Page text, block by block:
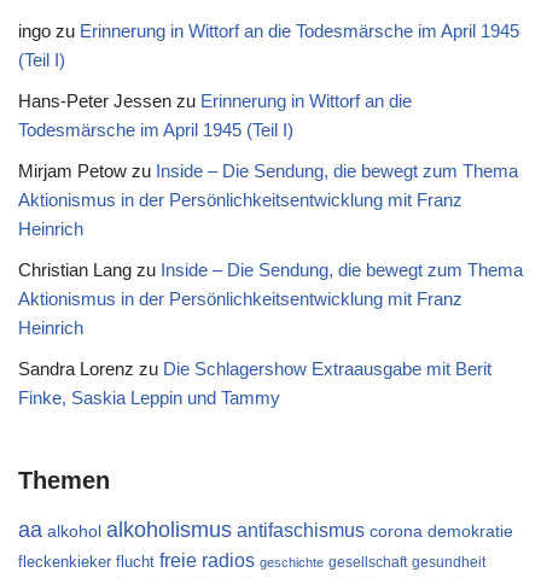
ingo zu Erinnerung in Wittorf an die Todesmärsche im April 1945
(Teil I)
Hans-Peter Jessen zu Erinnerung in Wittorf an die
Todesmärsche im April 1945 (Teil I)
Mirjam Petow zu Inside – Die Sendung, die bewegt zum Thema
Aktionismus in der Persönlichkeitsentwicklung mit Franz
Heinrich
Christian Lang zu Inside – Die Sendung, die bewegt zum Thema
Aktionismus in der Persönlichkeitsentwicklung mit Franz
Heinrich
Sandra Lorenz zu Die Schlagershow Extraausgabe mit Berit
Finke, Saskia Leppin und Tammy
Themen
aa alkohol alkoholismus antifaschismus corona demokratie
fleckenkieker flucht freie radios geschichte gesellschaft gesundheit